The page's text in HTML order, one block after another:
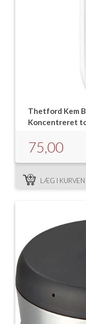
Thetford Kem
Koncentreret
75,00
LÆG I KURVEN